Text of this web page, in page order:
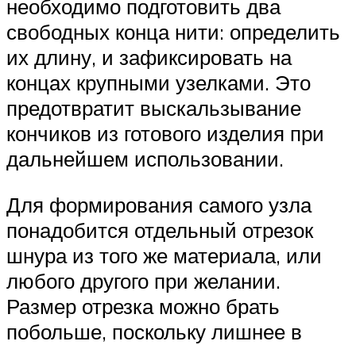
необходимо подготовить два
свободных конца нити: определить
их длину, и зафиксировать на
концах крупными узелками. Это
предотвратит выскальзывание
кончиков из готового изделия при
дальнейшем использовании.
Для формирования самого узла
понадобится отдельный отрезок
шнура из того же материала, или
любого другого при желании.
Размер отрезка можно брать
побольше, поскольку лишнее в